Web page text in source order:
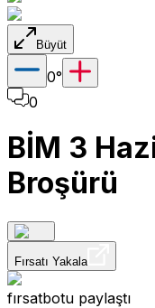
Büyüt
0°
0
BİM 3
Broşürü
Fırsatı Yakala
fırsatbotu paylaştı